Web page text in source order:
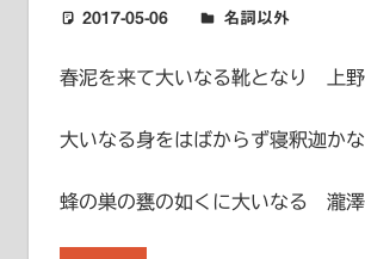
2017-05-06 ハードエッジ
名詞以外
春泥を来て大いなる靴となり 上
大いなる身をはばからず寝釈迦か
蜂の巣の甕の如くに大いなる 瀧